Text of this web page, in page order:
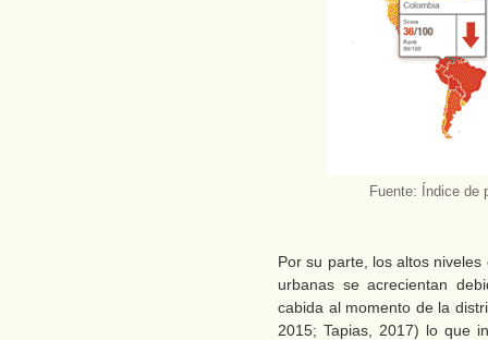
Fuente: Índice de
Por su parte, los altos
urbanas se acrecientan
cabida al momento de la
2015; Tapias, 2017) lo que